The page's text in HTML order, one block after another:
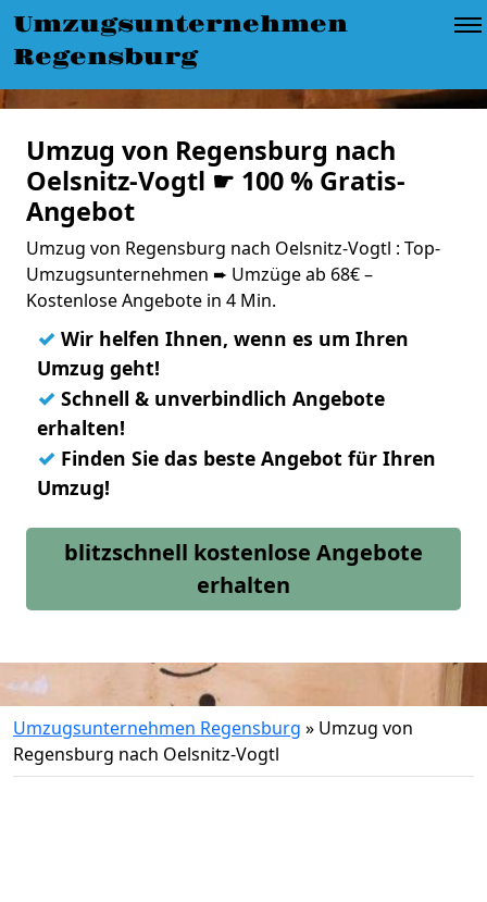
Umzugsunternehmen
Regensburg
Umzug von Regensburg nach
Oelsnitz-Vogtl ☛ 100 % Gratis-
Angebot
Umzug von Regensburg nach Oelsnitz-Vogtl : Top-
Umzugsunternehmen ➨ Umzüge ab 68€ –
Kostenlose Angebote in 4 Min.
✓ Wir helfen Ihnen, wenn es um Ihren
Umzug geht!
✓ Schnell & unverbindlich Angebote
erhalten!
✓ Finden Sie das beste Angebot für Ihren
Umzug!
blitzschnell kostenlose Angebote
erhalten
Umzugsunternehmen Regensburg » Umzug von
Regensburg nach Oelsnitz-Vogtl